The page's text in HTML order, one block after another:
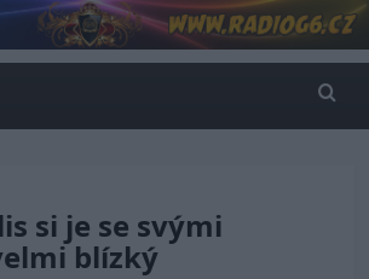
si je se svými
blízký